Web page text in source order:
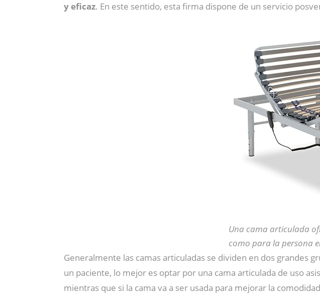
y eficaz. En este sentido, esta firma dispone de un servicio
Una cama articulada
como para la persona
Generalmente las camas articuladas se dividen en dos grandes
un paciente, lo mejor es optar por una cama articulada de uso
mientras que si la cama va a ser usada para mejorar la